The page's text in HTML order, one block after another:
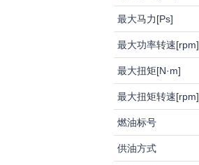
最大马力[Ps]
最大功率转速[rpm]
最大扭矩[N·m]
最大扭矩转速[rpm]
燃油标号
供油方式